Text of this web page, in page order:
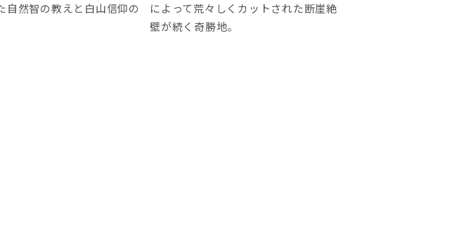
自然智の教えと白山信仰の
によって荒々しくカットされた断崖絶
壁が続く奇勝地。